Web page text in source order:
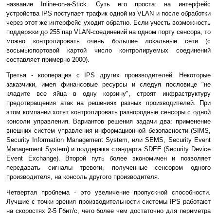
название Inline-on-a-Stick. Суть его проста: на интерфейс
устройства IPS поступает трафик одной из VLAN и после обработки
через этот же интерфейс уходит обратно. Если учесть возможность
поддержки до 255 пар VLAN-соединений на одном порту сенсора, то
можно контролировать очень большие локальные сети (с
восьмьюпортовой картой число контролируемых соединений
составляет примерно 2000).
Третья - кооперация с IPS других производителей. Некоторые
заказчики, имея финансовые ресурсы и следуя пословице "не
кладите все яйца в одну корзину", строят инфраструктуру
предотвращения атак на решениях разных производителей. При
этом компании хотят контролировать разнородные сенсоры с одной
консоли управления. Вариантов решения задачи два: применение
внешних систем управления информационной безопасности (SIMS,
Security Information Management System, или SEMS, Security Event
Management System) и поддержка стандарта SDEE (Security Device
Event Exchange). Второй путь более экономичен и позволяет
передавать сигналы тревоги, полученные сенсором одного
производителя, на консоль другого производителя.
Четвертая проблема - это увеличение пропускной способности.
Лучшие с точки зрения производительности системы IPS работают
на скоростях 2-5 Гбит/с, чего более чем достаточно для периметра